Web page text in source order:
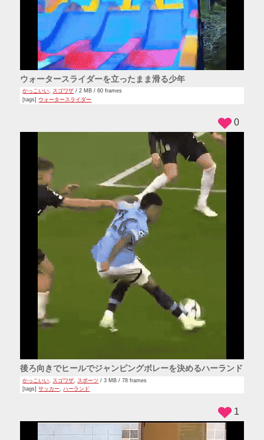
ウォータースライダーを立ったまま滑る少年
かっこいい, スゴワザ / 2 MB / 60 frames
[tags] ウォータースライダー
後ろ向きでヒールでジャンピングボレーを決めるハーランド
かっこいい スゴワザ スポーツ / 3 MB / 78 frames
[tags]サッカー,ハーランド
0
1